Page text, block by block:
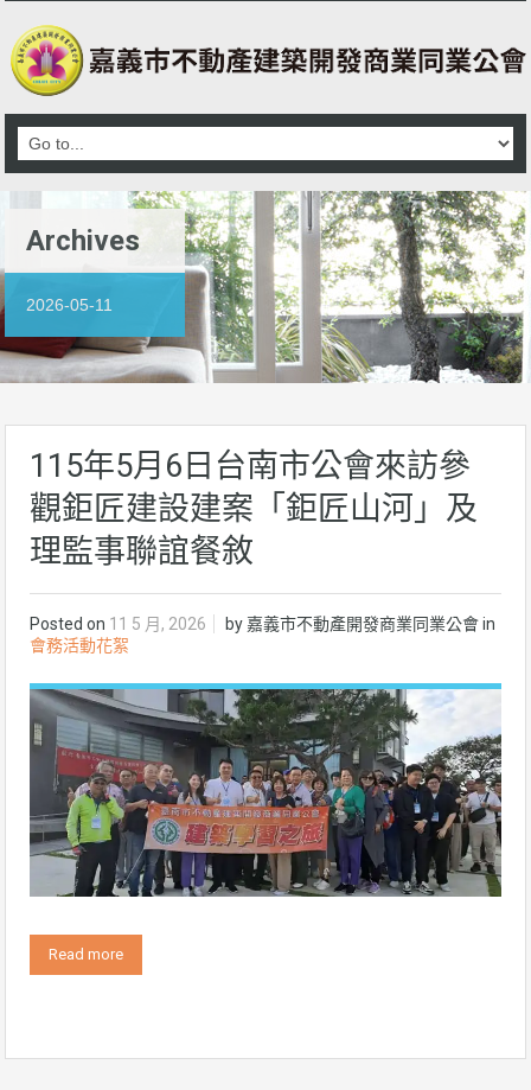
Archives
2026-05-11
115年5月6日台南市公會來訪參
觀鉅匠建設建案「鉅匠山河」及
理監事聯誼餐敘
Posted on 11 5 月, 2026 by 嘉義市不動產開發商業同業公會in
會務活動花絮
Read more